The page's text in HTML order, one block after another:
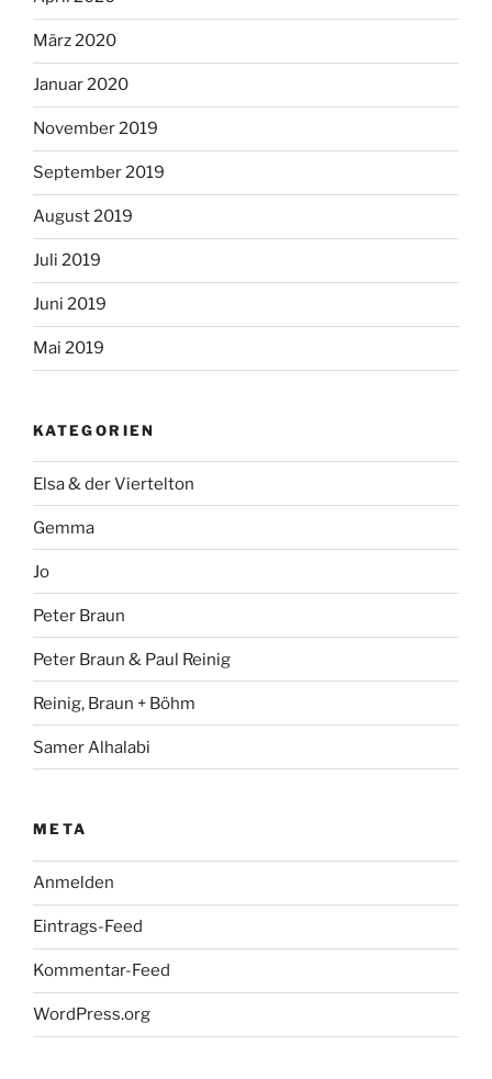
März 2020
Januar 2020
November 2019
September 2019
August 2019
Juli 2019
Juni 2019
Mai 2019
KATEGORIEN
Elsa & der Viertelton
Gemma
Jo
Peter Braun
Peter Braun & Paul Reinig
Reinig, Braun + Böhm
Samer Alhalabi
META
Anmelden
Eintrags-Feed
Kommentar-Feed
WordPress.org